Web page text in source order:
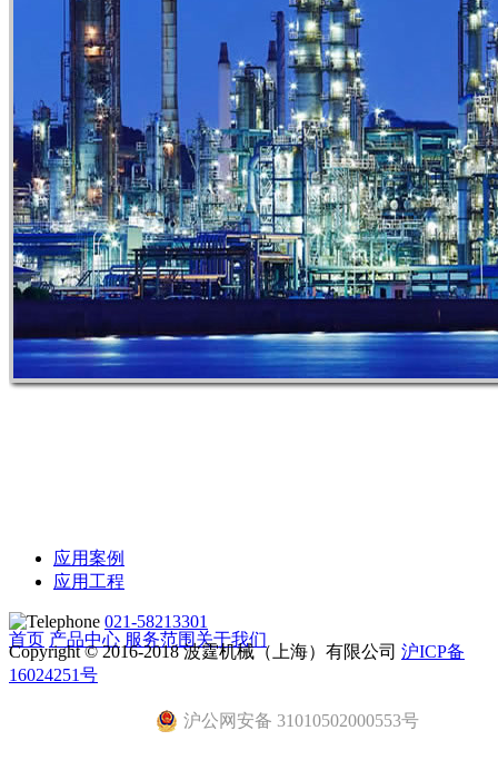
应用案例
应用工程
021-58213301
首页 产品中心 服务范围关于我们
Copyright © 2016-2018 波霆机械（上海）有限公司 沪ICP备
16024251号
沪公网安备 31010502000553号